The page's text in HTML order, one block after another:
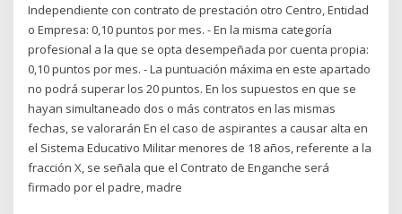
Independiente con contrato de prestación otro Centro, Entidad
o Empresa: 0,10 puntos por mes. - En la misma categoría
profesional a la que se opta desempeñada por cuenta propia:
0,10 puntos por mes. - La puntuación máxima en este apartado
no podrá superar los 20 puntos. En los supuestos en que se
hayan simultaneado dos o más contratos en las mismas
fechas, se valorarán En el caso de aspirantes a causar alta en
el Sistema Educativo Militar menores de 18 años, referente a la
fracción X, se señala que el Contrato de Enganche será
firmado por el padre, madre